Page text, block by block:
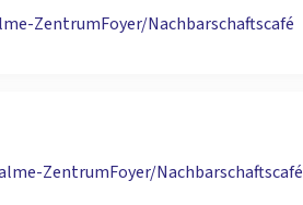
ZentrumFoyer/Nachbarschaftscafé
ZentrumFoyer/Nachbarschaftscafé